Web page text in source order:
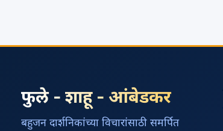
फुले - शाहू - आंबेडकर
बहुजन दार्शनिकांच्या विचारांसाठी समर्पित